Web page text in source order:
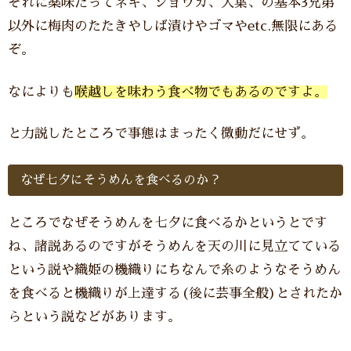
以外に梅肉のたたきやしば漬けやゴマやetc.無限にある
ぞ。
なによりも 喉越しを味わう食べ物でもあるのですよ。
と力説したところで事態はまったく微動だにせず。
なぜ七夕にそうめんを食べるのか？
ところでなぜそうめんを七夕に食べるかというとです
ね、諸説あるのですがそうめんを天の川に見立てている
という説や織姫の機織りにちなんで糸のようなそうめん
を食べると機織りが上達する(後に芸事全般)とされたか
らという説などがあります。